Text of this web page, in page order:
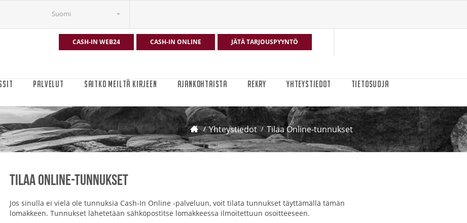
Suomi
CASH-IN WEB24 CASH-IN ONLINE JÄTÄ TARJOUSPYYNTÖ
PALVELUT SAITKO MEILTÄ KIRJEEN AJANKOHTAISTA REKRY YHTEYSTIEDOT TIETOSUOJA
Yhteystiedot Tilaa Online-tunnukset
Tilaa Online-tunnukset
Jos sinulla ei vielä ole tunnuksia Cash-In Online -palveluun, voit tilata tunnukset täyttämällä tämän
lomakkeen. Tunnukset lähetetään sähköpostitse lomakkeessa ilmoitettuun osoitteeseen.